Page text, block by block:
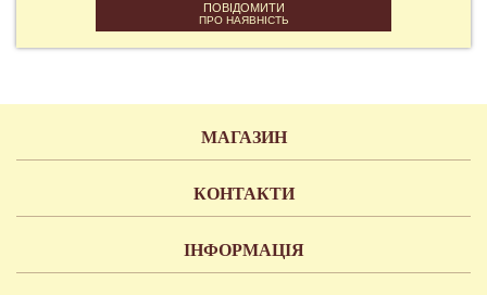
ПОВІДОМИТИ
ПРО НАЯВНІСТЬ
МАГАЗИН
КОНТАКТИ
ІНФОРМАЦІЯ